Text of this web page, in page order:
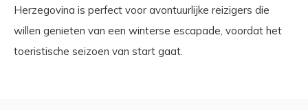
Herzegovina is perfect voor avontuurlijke reizigers die
willen genieten van een winterse escapade, voordat het
toeristische seizoen van start gaat.